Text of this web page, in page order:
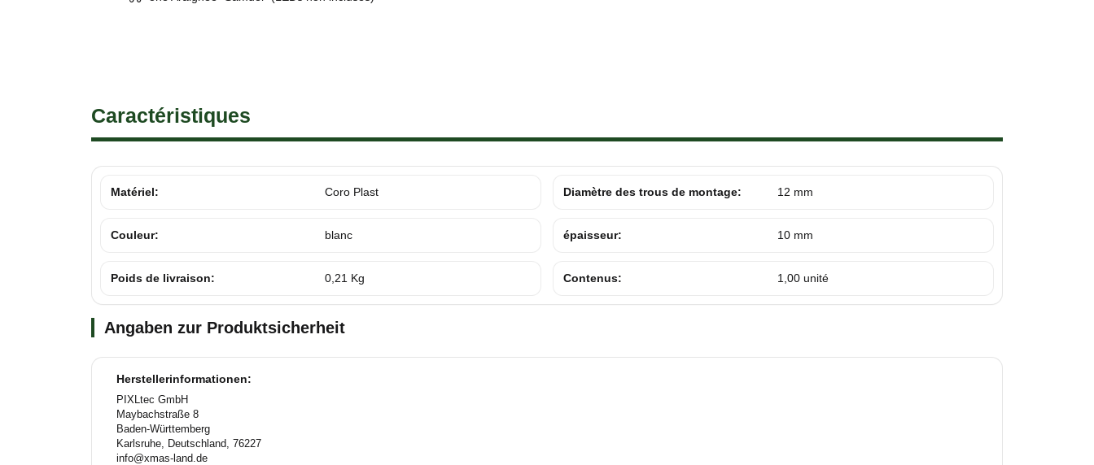
Caractéristiques
Matériel: Coro Plast Diamètre des trous de montage: 12 mm
Couleur: blanc épaisseur: 10 mm
Poids de livraison: 0,21 Kg Contenus: 1,00 unité
Angaben zur Produktsicherheit
Herstellerinformationen:
PIXLtec GmbH
Maybachstraße 8
Baden-Württemberg
Karlsruhe, Deutschland, 76227
info@xmas-land.de